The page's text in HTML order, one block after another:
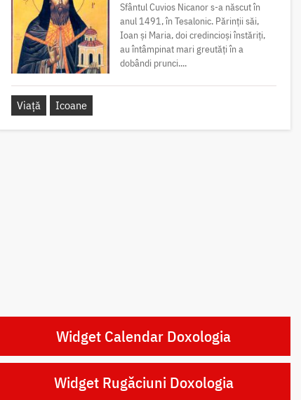
Sfântul Cuvios Nicanor s-a născut în
anul 1491, în Tesalonic. Părinții săi,
Ioan și Maria, doi credincioși înstăriți,
au întâmpinat mari greutăți în a
dobândi prunci....
Viață Icoane
Widget Calendar Doxologia
Widget Rugăciuni Doxologia